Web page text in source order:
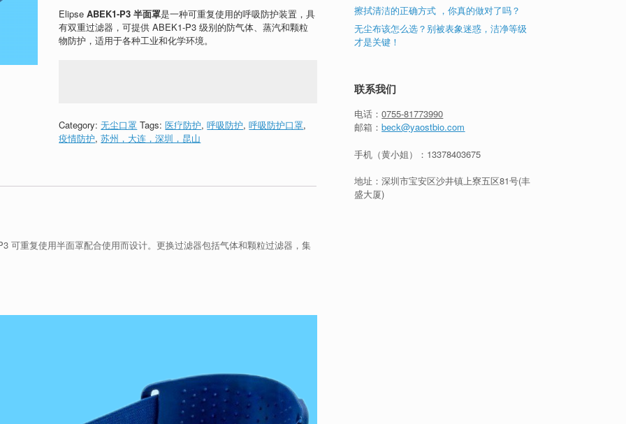
ElipseABEK1-P3 半面罩是一种可重复使用的呼吸防护装置，具
有双重过滤器，可提供 ABEK1-P3 级别的防气体、蒸汽和颗粒
物防护，适用于各种工业和化学环境。
Category:无尘口罩 Tags:医疗防护,呼吸防护,呼吸防护口罩,
疫情防护,苏州，大连，深圳，昆山
可重复使用半面罩配合使用而设计。更换过滤器包括气体和颗粒过滤器，集
擦拭清洁的正确方式 ，你真的做对了吗？
无尘布该怎么选？别被表象迷惑，洁净等级
才是关键！
联系我们
电话：0755-81773990
邮箱：beck@yaostbio.com
手机（黄小姐）： 13378403675
地址：深圳市宝安区沙井镇上寮五区81号(丰
盛大厦)